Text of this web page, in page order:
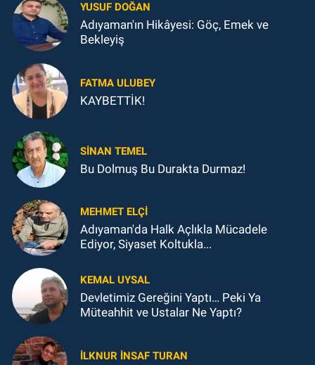
YUSUF DOĞAN
Adıyaman'ın Hikâyesi: Göç, Emek ve
Bekleyiş
FATMA ULUBEY
KAYBETTİK!
SINAN TEMEL
Bu Dolmuş Bu Durakta Durmaz!
MEHMET ELÇI
Adıyaman'da Halk Açlıkla Mücadele
Ediyor, Siyaset Koltukla...
KEMAL UYSAL
Devletimiz Gereğini Yaptı… Peki Ya
Müteahhit ve Ustalar Ne Yaptı?
İLKNUR İNSAF TURAN